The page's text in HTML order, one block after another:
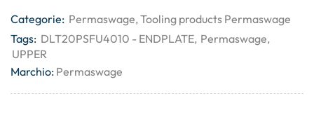
Categorie: Permaswage, Tooling products Permaswage
Tags: DLT20PSFU4010 - ENDPLATE, Permaswage,
UPPER
Marchio: Permaswage